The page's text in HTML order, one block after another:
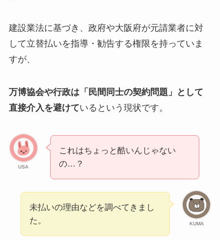
建設業法に基づき、政府や大阪府が元請業者に対
して立替払いを指導・勧告する権限を持っていま
すが、
万博協会や行政は「民間同士の契約問題」として
直接介入を避けているという現状です。
USA
これはちょっと酷いんじゃない
の…？
KUMA
未払いの理由などを調べてきまし
た。